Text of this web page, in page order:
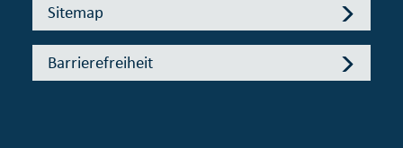
Sitemap
Barrierefreiheit